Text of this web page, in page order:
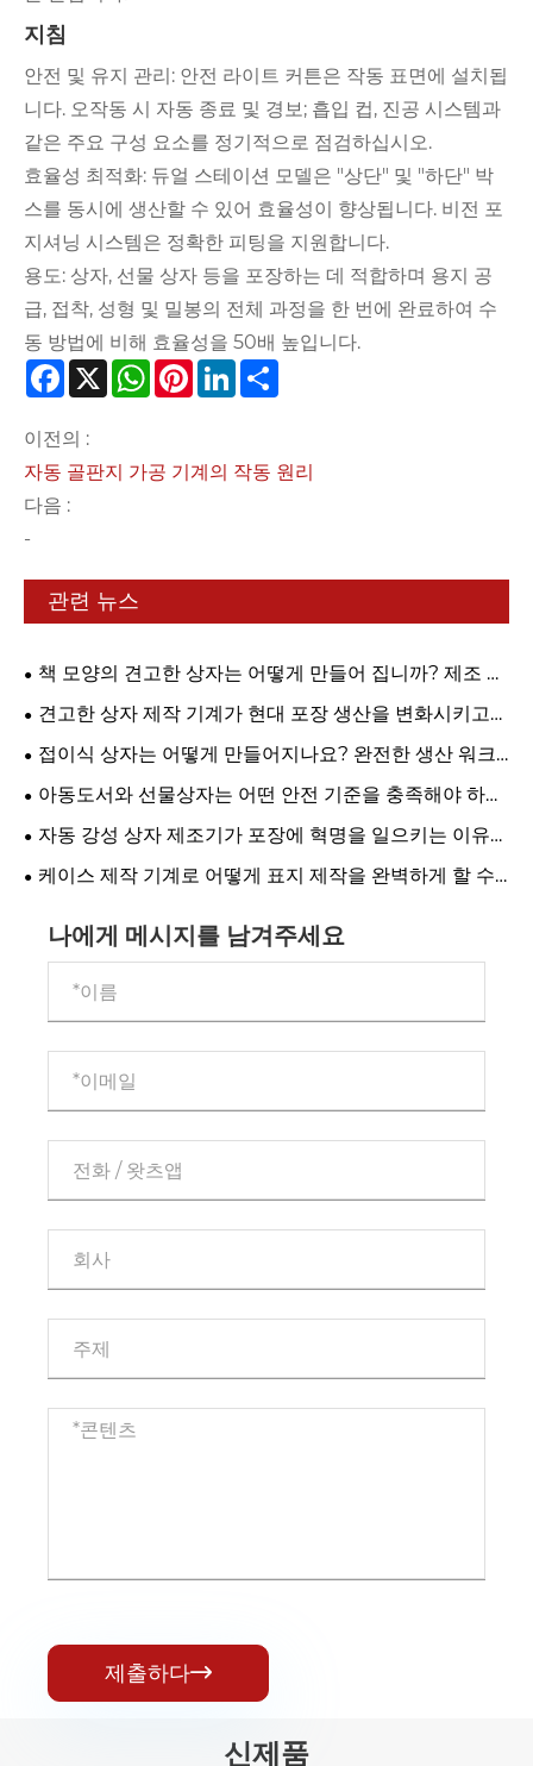
지침
안전 및 유지 관리: 안전 라이트 커튼은 작동 표면에 설치됩
니다. 오작동 시 자동 종료 및 경보; 흡입 컵, 진공 시스템과
같은 주요 구성 요소를 정기적으로 점검하십시오.
효율성 최적화: 듀얼 스테이션 모델은 "상단" 및 "하단" 박
스를 동시에 생산할 수 있어 효율성이 향상됩니다. 비전 포
지셔닝 시스템은 정확한 피팅을 지원합니다.
용도: 상자, 선물 상자 등을 포장하는 데 적합하며 용지 공
급, 접착, 성형 및 밀봉의 전체 과정을 한 번에 완료하여 수
동 방법에 비해 효율성을 50배 높입니다.
Facebook
X WhatsApp
Pinterest
LinkedIn
이전의 :
자동 골판지 가공 기계의 작동 원리
다음 :
-
관련 뉴스
책 모양의 견고한 상자는 어떻게 만들어 집니까? 제조 공
정 및 자동화에 대한 완벽한 가이드
견고한 상자 제작 기계가 현대 포장 생산을 변화시키고
있습니까?
접이식 상자는 어떻게 만들어지나요? 완전한 생산 워크
플로우
아동도서와 선물상자는 어떤 안전 기준을 충족해야 하나
요?
자동 강성 상자 제조기가 포장에 혁명을 일으키는 이유는
무엇입니까?
케이스 제작 기계로 어떻게 표지 제작을 완벽하게 할 수
나에게 메시지를 남겨주세요
제출하다
신제품